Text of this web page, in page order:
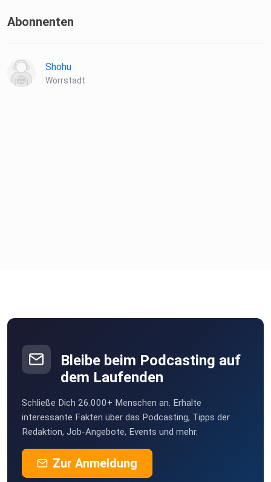
Abonnenten
Shohu
Wörrstadt
Bleibe beim Podcasting auf
dem Laufenden
Schließe Dich 26.000+ Menschen an. Erhalte
interessante Fakten über das Podcasting, Tipps der
Redaktion, Job-Angebote, Events und mehr.
Zur Anmeldung